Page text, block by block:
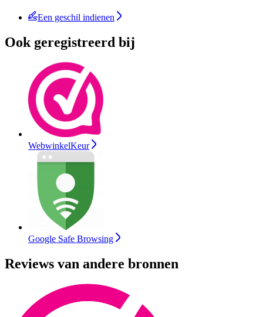
Een geschil indienen
Ook geregistreerd bij
WebwinkelKeur
Google Safe Browsing
Reviews van andere bronnen